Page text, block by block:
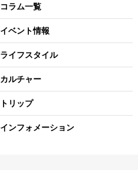
コラム一覧
イベント情報
ライフスタイル
カルチャー
トリップ
インフォメーション